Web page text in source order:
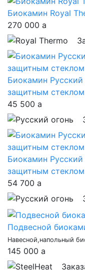
Биокамин Royal
270 000 a
Биокамин Русский
защитным стеклом
45 500 a
Биокамин Русский
защитным стеклом
54 700 a
Подвесной
Навесной,напольный
145 000 a